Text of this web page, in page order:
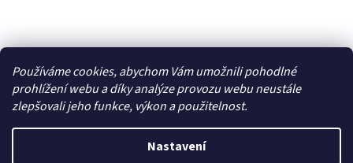
Používáme cookies, abychom Vám umožnili pohodlné
prohlížení webu a díky analýze provozu webu neustále
zlepšovali jeho funkce, výkon a použitelnost.
Nastavení
Vytvořil Shoptet